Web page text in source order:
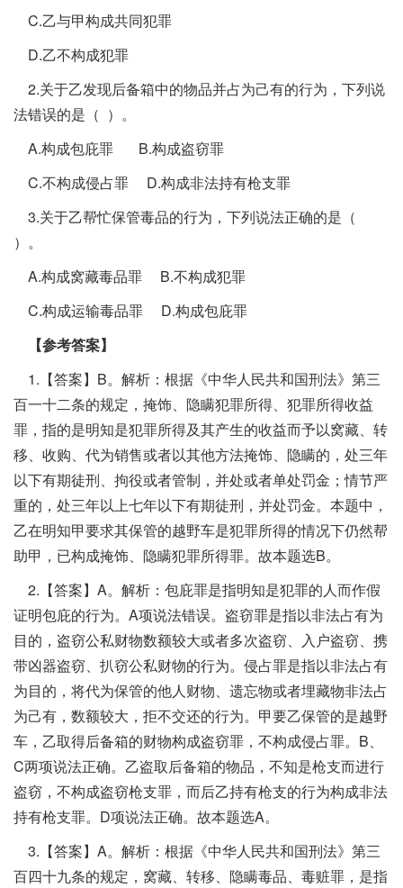
C.乙与甲构成共同犯罪
D.乙不构成犯罪
2.关于乙发现后备箱中的物品并占为己有的行为，下列说
法错误的是（ ）。
A.构成包庇罪 B.构成盗窃罪
C.不构成侵占罪 D.构成非法持有枪支罪
3.关于乙帮忙保管毒品的行为，下列说法正确的是（
）。
A.构成窝藏毒品罪 B.不构成犯罪
C.构成运输毒品罪 D.构成包庇罪
【参考答案】
1.【答案】B。解析：根据《中华人民共和国刑法》第三
百一十二条的规定，掩饰、隐瞒犯罪所得、犯罪所得收益
罪，指的是明知是犯罪所得及其产生的收益而予以窝藏、转
移、收购、代为销售或者以其他方法掩饰、隐瞒的，处三年
以下有期徒刑、拘役或者管制，并处或者单处罚金；情节严
重的，处三年以上七年以下有期徒刑，并处罚金。本题中，
乙在明知甲要求其保管的越野车是犯罪所得的情况下仍然帮
助甲，已构成掩饰、隐瞒犯罪所得罪。故本题选B。
2.【答案】A。解析：包庇罪是指明知是犯罪的人而作假
证明包庇的行为。A项说法错误。盗窃罪是指以非法占有为
目的，盗窃公私财物数额较大或者多次盗窃、入户盗窃、携
带凶器盗窃、扒窃公私财物的行为。侵占罪是指以非法占有
为目的，将代为保管的他人财物、遗忘物或者埋藏物非法占
为己有，数额较大，拒不交还的行为。甲要乙保管的是越野
车，乙取得后备箱的财物构成盗窃罪，不构成侵占罪。B、
C两项说法正确。乙盗取后备箱的物品，不知是枪支而进行
盗窃，不构成盗窃枪支罪，而后乙持有枪支的行为构成非法
持有枪支罪。D项说法正确。故本题选A。
3.【答案】A。解析：根据《中华人民共和国刑法》第三
百四十九条的规定，窝藏、转移、隐瞒毒品、毒赃罪，是指